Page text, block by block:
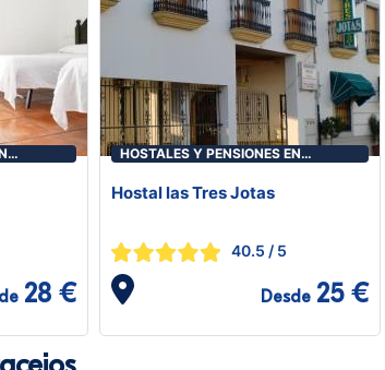
28 €
HOSTALES Y PENSIONES EN
Hostal las Tres Jotas
40.5 / 5
Desde 25 €